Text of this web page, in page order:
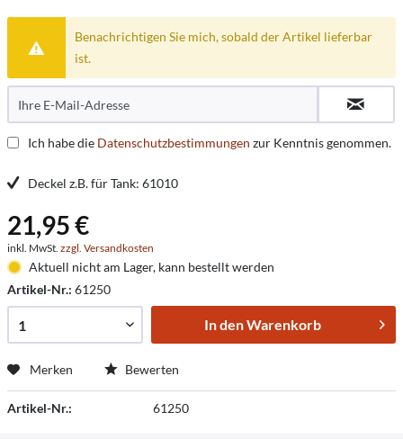
Benachrichtigen Sie mich, sobald der Artikel lieferbar
ist.
Ich habe die Datenschutzbestimmungen zur Kenntnis genommen.
Deckel z.B. für Tank: 61010
21,95 €
inkl. MwSt. zzgl. Versandkosten
Aktuell nicht am Lager, kann bestellt werden
Artikel-Nr.: 61250
In denWarenkorb
Merken Bewerten
Artikel-Nr.: 61250